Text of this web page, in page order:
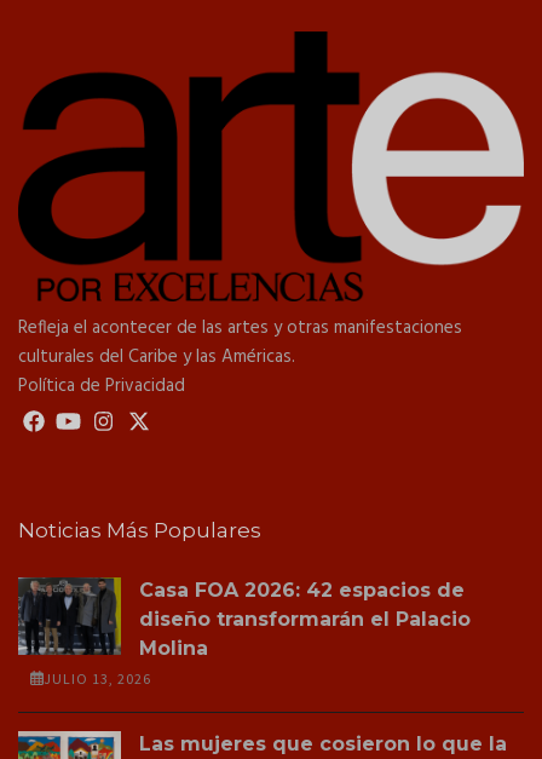
Refleja el acontecer de las artes y otras manifestaciones
culturales del Caribe y las Américas.
Política de Privacidad
Noticias Más Populares
Casa FOA 2026: 42 espacios de
diseño transformarán el Palacio
Molina
JULIO 13, 2026
Las mujeres que cosieron lo que la